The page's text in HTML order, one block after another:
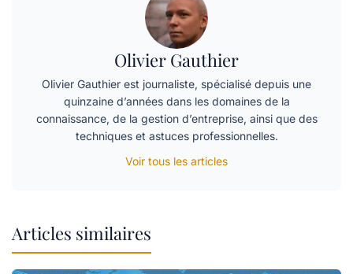
Olivier Gauthier
Olivier Gauthier est journaliste, spécialisé depuis une
quinzaine d’années dans les domaines de la
connaissance, de la gestion d’entreprise, ainsi que des
techniques et astuces professionnelles.
Voir tous les articles
Articles similaires